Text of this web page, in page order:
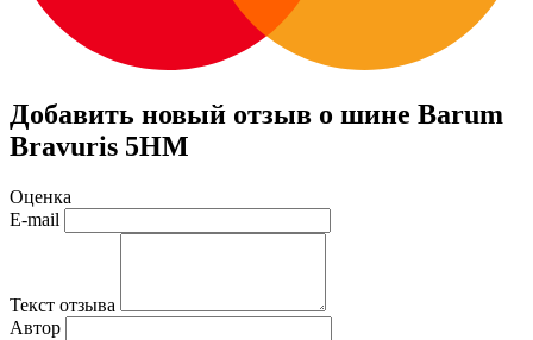
Добавить новый отзыв о шине Barum
Bravuris 5HM
Оценка
E-mail
Текст отзыва
Автор